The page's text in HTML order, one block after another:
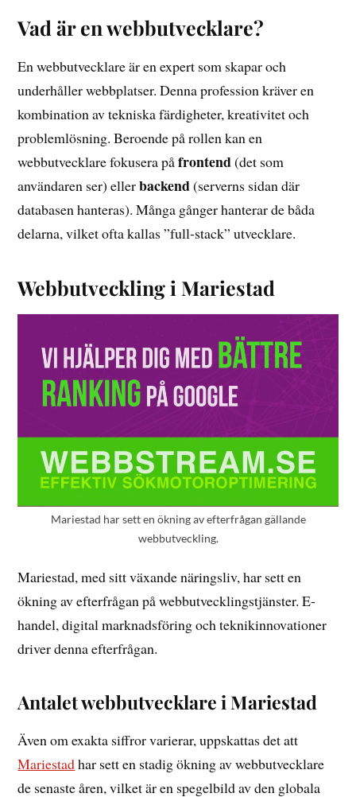
Vad är en webbutvecklare?
En webbutvecklare är en expert som skapar och
underhåller webbplatser. Denna profession kräver en
kombination av tekniska färdigheter, kreativitet och
problemlösning. Beroende på rollen kan en
webbutvecklare fokusera påfrontend(det som
användaren ser) ellerbackend(serverns sidan där
databasen hanteras). Många gånger hanterar de båda
delarna, vilket ofta kallas ”full-stack” utvecklare.
Webbutveckling i Mariestad
Mariestad har sett en ökning av efterfrågan gällande
webbutveckling.
Mariestad, med sitt växande näringsliv, har sett en
ökning av efterfrågan på webbutvecklingstjänster. E-
handel, digital marknadsföring och teknikinnovationer
driver denna efterfrågan.
Antalet webbutvecklare i Mariestad
Även om exakta siffror varierar, uppskattas det att
Mariestadhar sett en stadig ökning av webbutvecklare
de senaste åren, vilket är en spegelbild av den globala